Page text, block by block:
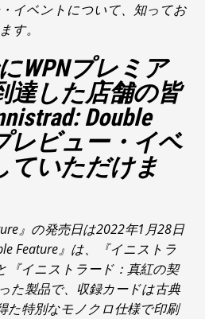
イベントについて、知ってお
す。
WPNプレミア
達した店舗の皆
Double
レビュー・イベ
ていただけま
』 の発売日は2022年1月28日
Feature』 は、
『イニストラ
『イニストラード：真紅の契
た製品で、収録カードは古典
た特別なモノクロ仕様で印刷